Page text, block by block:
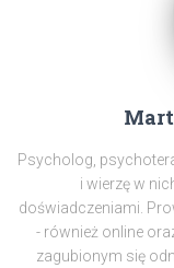
Psycholog,
i wierzę w
doświadczeniami.
- również online
zagubionym się